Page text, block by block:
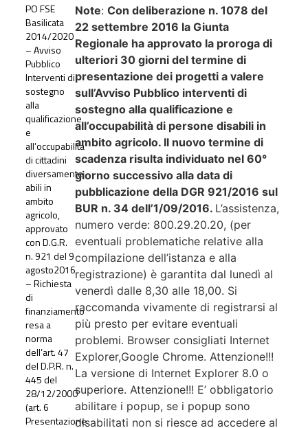
PO FSE
Basilicata
2014/2020
– Avviso
Pubblico
Interventi di
sostegno
alla
qualificazione
e
all’occupabilita’
di cittadini
diversamente
abili in
ambito
agricolo,
approvato
con D.G.R.
n. 921 del 9
agosto2016
– Richiesta
di
finanziamento
resa a
norma
dell’art. 47
del D.P.R. n.
445 del
28/12/2000
(art. 6
Presentazione
Note:Con deliberazione n. 1078 del
22 settembre 2016 la Giunta
Regionale ha approvato la proroga di
ulteriori 30 giorni del termine di
presentazione dei progetti a valere
sull’Avviso Pubblico interventi di
sostegno alla qualificazione e
all’occupabilità di persone disabili in
ambito agricolo. Il nuovo termine di
scadenza risulta individuato nel 60°
giorno successivo alla data di
pubblicazione della DGR 921/2016 sul
BUR n. 34 dell’1/09/2016. L’assistenza,
numero verde: 800.29.20.20, (per
eventuali problematiche relative alla
compilazione dell’istanza e alla
registrazione) è garantita dal lunedì al
venerdì dalle 8,30 alle 18,00. Si
raccomanda vivamente di registrarsi al
più presto per evitare eventuali
problemi. Browser consigliati Internet
Explorer,Google Chrome. Attenzione!!!
La versione di Internet Explorer 8.0 o
superiore. Attenzione!!! E’ obbligatorio
abilitare i popup, se i popup sono
disabilitati non si riesce ad accedere al